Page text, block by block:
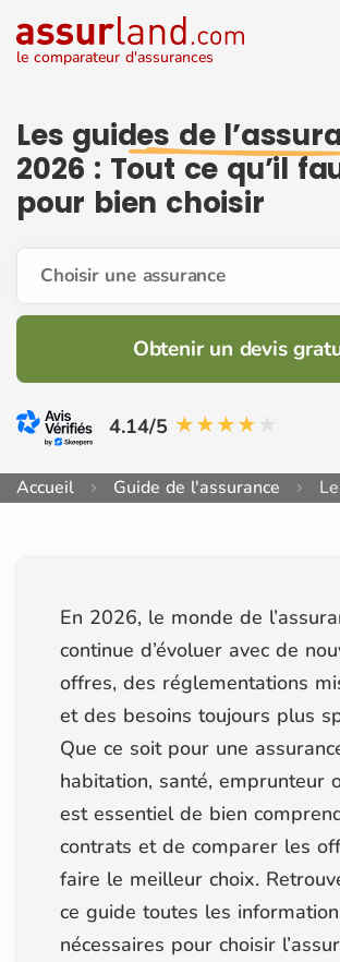
le comparateur d'assurances
Les guides de
2026 : Tout ce qu’il
pour bien choisir
Choisir une assurance
Obtenir un devis
4.14/5
Accueil Guide de l'assurance
En 2026, le monde de
continue d’évoluer avec de
offres, des réglementations
et des besoins toujours plus
Que ce soit pour une
habitation, santé, emprunteur
est essentiel de bien
contrats et de comparer les
faire le meilleur choix.
ce guide toutes les
nécessaires pour choisir